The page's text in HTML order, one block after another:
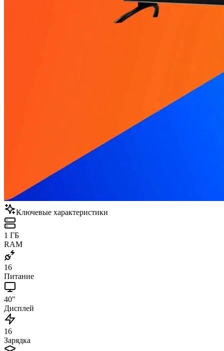
Ключевые характеристики
1 ГБ
RAM
16
Питание
40"
Дисплей
16
Зарядка